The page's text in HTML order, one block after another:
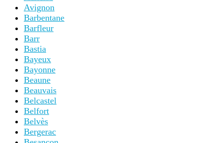
Avignon
Barbentane
Barfleur
Barr
Bastia
Bayeux
Bayonne
Beaune
Beauvais
Belcastel
Belfort
Belvès
Bergerac